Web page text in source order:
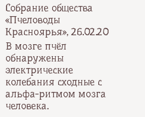
Собрание общества
«Пчеловоды
Красноярья», 26.02.20
В мозге пчёл
обнаружены
электрические
колебания сходные с
альфа-ритмом мозга
человека.